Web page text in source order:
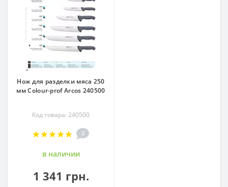
Нож для разделки мяса 250
мм Сolour-prof Arcos 240500
Код товара: 240500
2
в наличии
1 341 грн.